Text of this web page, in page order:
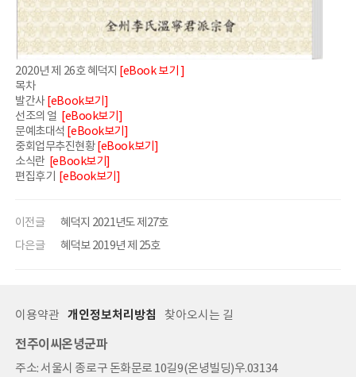
2020년 제 26호 혜덕지 [eBook 보기 ]
목차
발간사[eBook보기]
선조의 얼 [eBook보기]
문예초대석 [eBook보기]
중회업무추진현황[eBook보기]
소식란 [eBook보기]
편집후기 [eBook보기]
이전글
혜덕지 2021년도 제27호
다은글
혜덕보 2019년 제 25호
이용약관 개인정보처리방침 찾아오시는 길
전주이씨온녕군파
주소: 서울시 종로구 돈화문로 10길9(온녕빌딩)우.03134